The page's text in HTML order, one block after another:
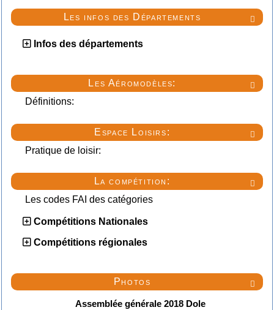

Les infos des Départements
Infos des départements

Les Aéromodèles:
Définitions:

Espace Loisirs:
Pratique de loisir:

La compétition:
Les codes FAI des catégories
Compétitions Nationales
Compétitions régionales

Photos
Assemblée générale 2018 Dole